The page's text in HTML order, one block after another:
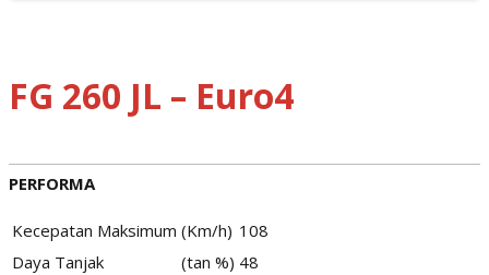
FG 260 JL – Euro4
PERFORMA
Kecepatan Maksimum (Km/h) 108
Daya Tanjak
(tan %) 48